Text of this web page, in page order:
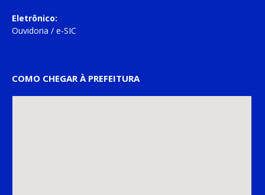
Eletrônico:
Ouvidoria / e-SIC
COMO CHEGAR À PREFEITURA